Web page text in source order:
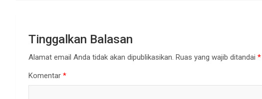
Tinggalkan Balasan
Alamat email Anda tidak akan dipublikasikan. Ruas yang wajib ditandai *
Komentar *